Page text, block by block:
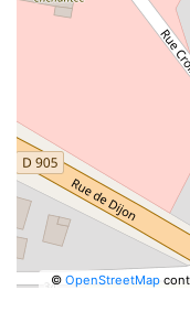
© OpenStreetMap